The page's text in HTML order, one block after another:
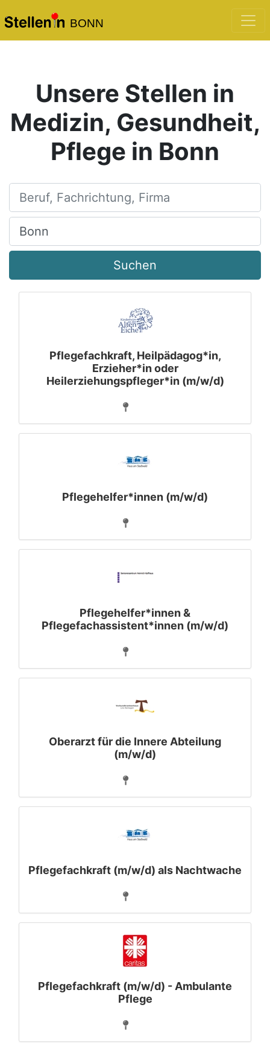
BONN
Unsere Stellen in
Medizin, Gesundheit,
Pflege in Bonn
Beruf, Fachrichtung, Firma
Ort, Stadt
Suchen
Pflegefachkraft, Heilpädagog*in,
Erzieher*in oder
Heilerziehungspfleger*in (m/w/d)
Pflegehelfer*innen (m/w/d)
Pflegehelfer*innen &
Pflegefachassistent*innen (m/w/d)
Oberarzt für die Innere Abteilung
(m/w/d)
Pflegefachkraft (m/w/d) als Nachtwache
Pflegefachkraft (m/w/d) - Ambulante
Pflege